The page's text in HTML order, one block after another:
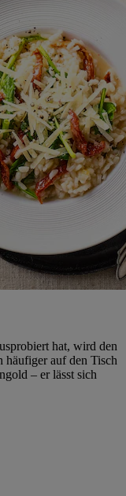
hat, wird den
häufiger auf den Tisch
– er lässt sich